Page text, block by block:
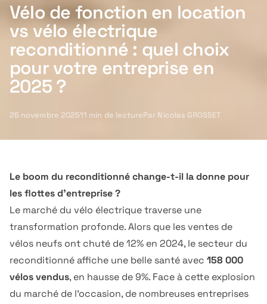
Vélo de fonction en location
vs vélo électrique
reconditionné : quel choix
pour votre entreprise en
2025 ?
26 novembre 202511 min de lecturePar Nicolas GROSSET
Le boom du reconditionné change-t-il la donne pour
les flottes d'entreprise ?
Le marché du vélo électrique traverse une
transformation profonde. Alors que les ventes de
vélos neufs ont chuté de 12% en 2024, le secteur du
reconditionné affiche une belle santé avec 158 000
vélos vendus, en hausse de 9%. Face à cette explosion
du marché de l'occasion, de nombreuses entreprises